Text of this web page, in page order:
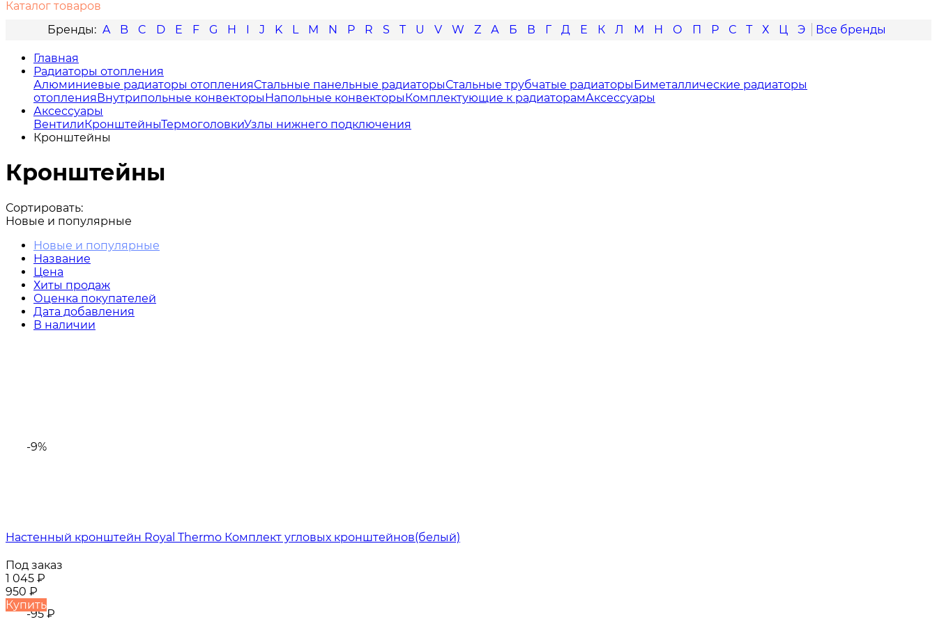
Каталог товаров
A
B C D E F G H I J K L M N P R S T U V W Z А Б В Г Д Е К Л М Н О П Р С Т Х Ц Э
Главная
Радиаторы отопления
Алюминиевые радиаторы отопленияСтальные панельные радиаторыСтальные трубчатые радиаторыБиметаллические радиаторы
отопленияВнутрипольные конвекторыНапольные конвекторыКомплектующие к радиаторамАксессуары
Аксессуары
ВентилиКронштейныТермоголовкиУзлы нижнего подключения
Кронштейны
Кронштейны
Сортировать:
Новые и популярные
Новые и популярные
Название
Цена
Хиты продаж
Оценка покупателей
Дата добавления
В наличии
-9%
-95₽
Настенный кронштейн Royal Thermo Комплект угловых кронштейнов(белый)
Под заказ
1 045 ₽
950 ₽
Купить